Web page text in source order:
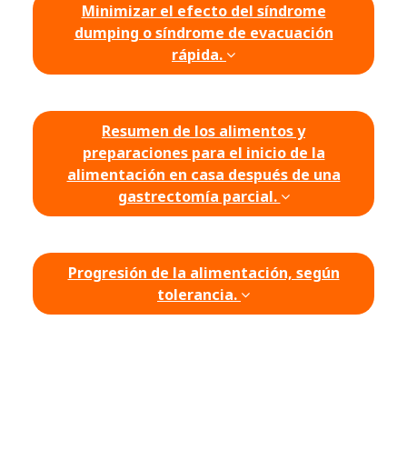
Minimizar el efecto del síndrome
dumping o síndrome de evacuación
rápida.
Resumen de los alimentos y
preparaciones para el inicio de la
alimentación en casa después de una
gastrectomía parcial.
Progresión de la alimentación, según
tolerancia.